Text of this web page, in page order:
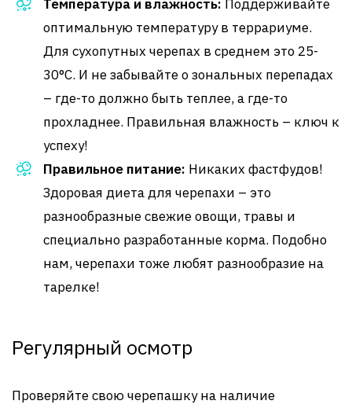
Температура и влажность: Поддерживайте
оптимальную температуру в террариуме.
Для сухопутных черепах в среднем это 25-
30°C. И не забывайте о зональных перепадах
– где-то должно быть теплее, а где-то
прохладнее. Правильная влажность – ключ к
успеху!
Правильное питание: Никаких фастфудов!
Здоровая диета для черепахи – это
разнообразные свежие овощи, травы и
специально разработанные корма. Подобно
нам, черепахи тоже любят разнообразие на
тарелке!
Регулярный осмотр
Проверяйте свою черепашку на наличие